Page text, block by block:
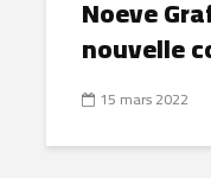
Noeve
nouvelle
15 mars 2022